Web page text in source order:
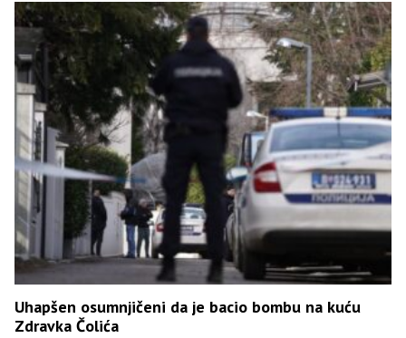
Uhapšen osumnjičeni da je bacio bombu na kuću
Zdravka Čolića